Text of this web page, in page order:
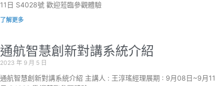
11日 S4028號 歡迎蒞臨參觀體驗
了解更多
通航智慧創新對講系統介紹
2023 年 9 月 5 日
通航智慧創新對講系統介紹 主講人 : 王淳瑤經理展期 : 9月08日~9月11